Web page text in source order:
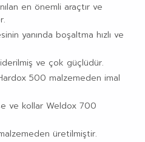
en önemli araçtır ve
yanında boşaltma hızlı ve
ve çok güçlüdür.
500 malzemeden imal
ve kollar Weldox 700
üretilmiştir.